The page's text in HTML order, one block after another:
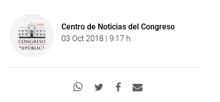
Centro de Noticias del Congreso
03 Oct 2018 | 9:17 h